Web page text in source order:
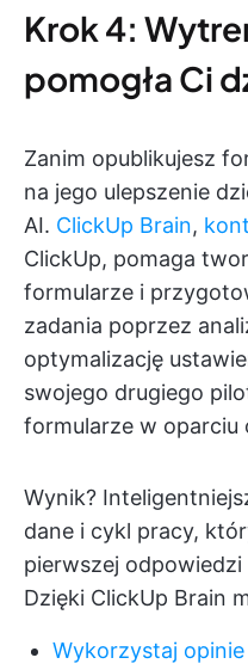
Krok 4:
pomogła Ci
Zanim opublikujesz
na jego ulepszenie
AI. ClickUp Brain,
ClickUp, pomaga
formularze i
zadania poprzez
optymalizację
swojego drugiego
formularze w
Wynik?
dane i cykl pracy,
pierwszej
Dzięki ClickUp Brain
Wykorzystaj